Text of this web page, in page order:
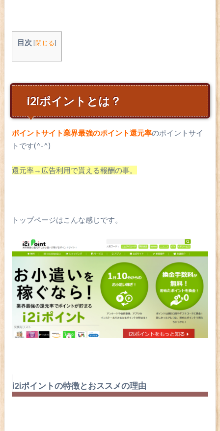
目次 [閉じる]
i2iポイントとは？
ポイントサイト業界最強のポイント還元率のポイントサイ
トです(^-^)
還元率→広告利用で貰える報酬の事。
トップページはこんな感じです。
i2iポイントの特徴とおススメの理由